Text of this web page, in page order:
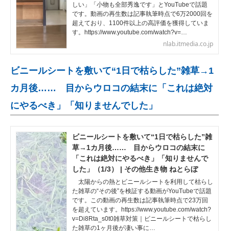
しい」「小物も全部秀逸です」とYouTubeで話題
です。動画の再生数は記事執筆時点で6万2000回を
超えており、1100件以上の高評価を獲得していま
す。https://www.youtube.com/watch?v=…
nlab.itmedia.co.jp
ビニールシートを敷いて“1日で枯らした”雑草→1
カ月後…… 目からウロコの結末に「これは絶対
にやるべき」「知りませんでした」
ビニールシートを敷いて“1日で枯らした”雑
草→1カ月後…… 目からウロコの結末に
「これは絶対にやるべき」「知りませんで
した」（1/3） | その他生き物 ねとらぼ
太陽からの熱とビニールシートを利用して枯らし
た雑草の“その後”を検証する動画がYouTubeで話題
です。この動画の再生数は記事執筆時点で23万回
を超えています。https://www.youtube.com/watch?
v=Di8Rta_s0t0雑草対策｜ビニールシートで枯らし
た雑草の1ヶ月後が凄い事に…